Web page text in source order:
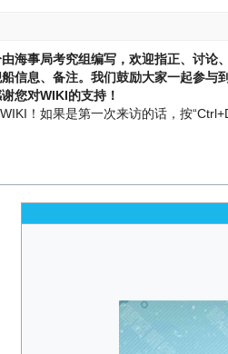
海事局考究组编写，欢迎指正、讨论
息、备注。我们鼓励大家一起参与
您对WIKI的支持！
！如果是第一次来访的话，按